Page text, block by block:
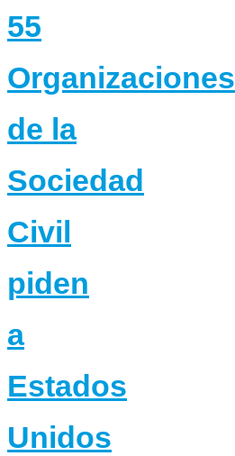
55
Organizaciones
de la
Sociedad
Civil
piden
a
Estados
Unidos